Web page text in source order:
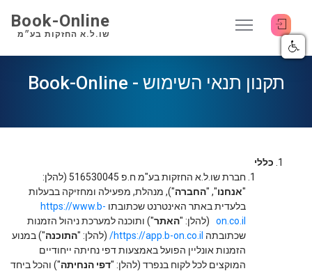
Book-Online
שו.ל.א החזקות בע״מ
תקנון תנאי השימוש - Book-Online
כללי
חברת שו.ל.א החזקות בע"מ ח.פ 516530045 (להלן:
"אנחנו", "החברה"), מנהלת, מפעילה ומחזיקה בבעלות
בלעדית באתר האינטרנט שכתובתו https://www.b-
on.co.il (להלן: "האתר") ותוכנה למערכת ניהול הזמנות
שכתובתה https://app.b-on.co.il/ (להלן: "התוכנה") במנוע
הזמנות אונליין הפועל באמצעות דפי נחיתה ייחודיים
המוקצים לכל לקוח בנפרד (להלן: "דפי הנחיתה") והכל ביחד